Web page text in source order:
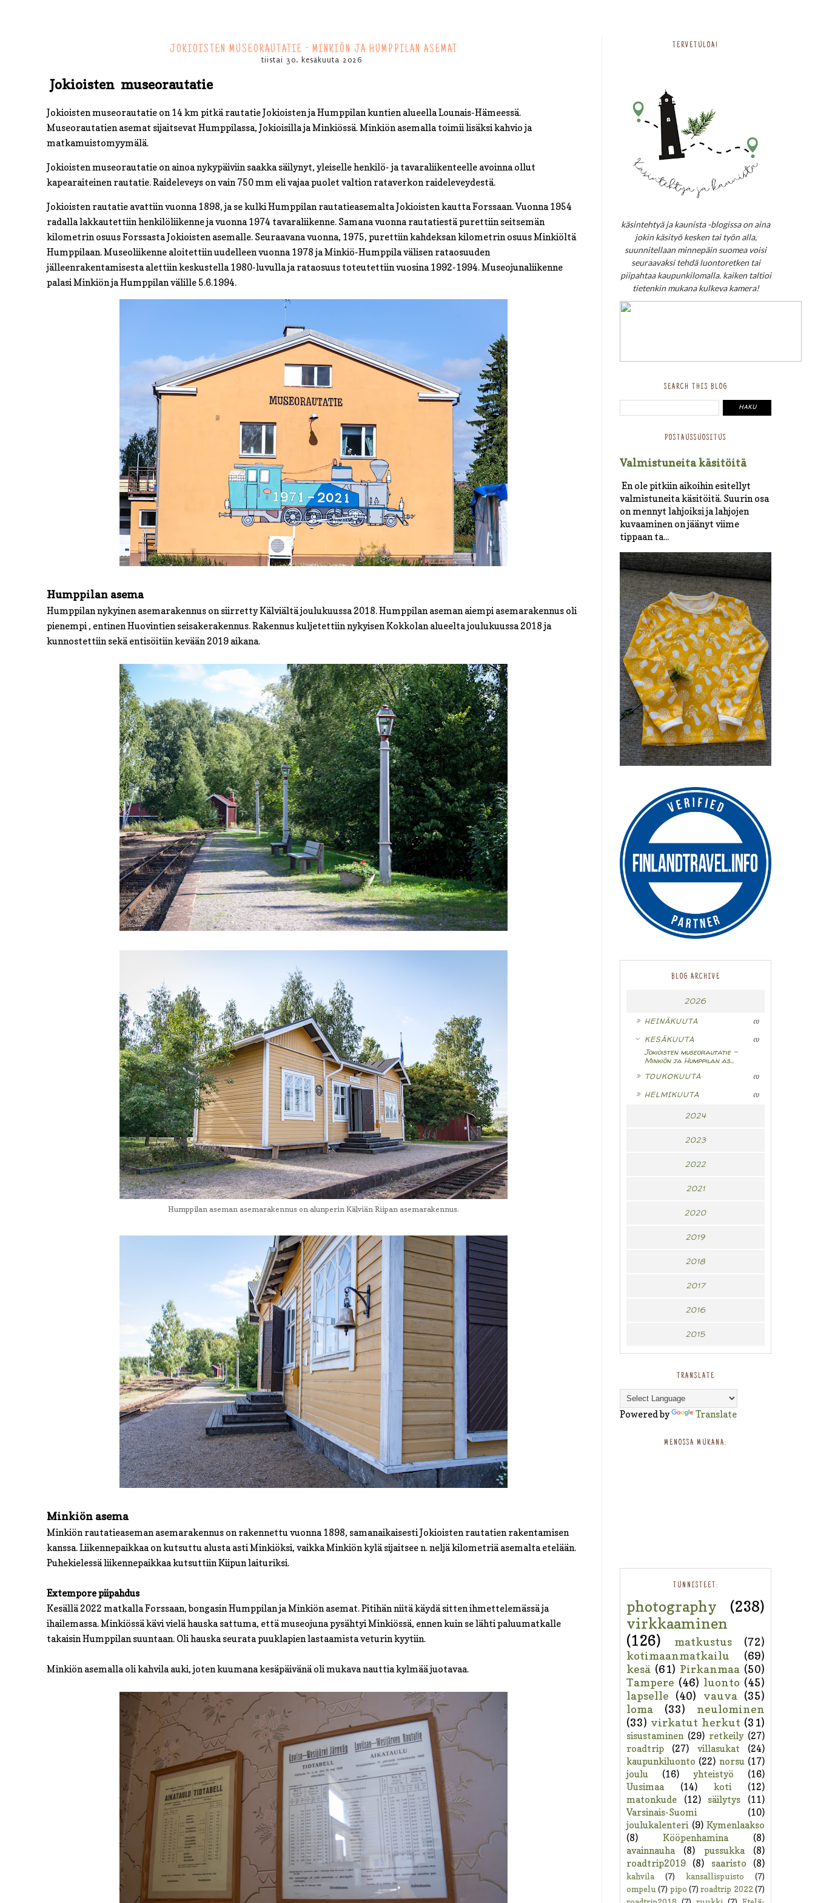
JOKIOISTEN MUSEORAUTATIE - MINKIÖN JA HUMPPILAN ASEMAT
tiistai 30. kesäkuuta 2026
Jokioisten museorautatie
Jokioisten museorautatie on 14 km pitkä rautatie Jokioisten ja Humppilan kuntien alueella Lounais-Hämeessä.
Museorautatien asemat sijaitsevat Humppilassa, Jokioisilla ja Minkiössä. Minkiön asemalla toimii lisäksi kahvio ja
matkamuistomyymälä.
Jokioisten museorautatie on ainoa nykypäiviin saakka säilynyt, yleiselle henkilö- ja tavaraliikenteelle avoinna ollut
kapearaiteinen rautatie. Raideleveys on vain 750 mm eli vajaa puolet valtion rataverkon raideleveydestä.
Jokioisten rautatie avattiin vuonna 1898, ja se kulki Humppilan rautatieasemalta Jokioisten kautta Forssaan. Vuonna 1954
radalla lakkautettiin henkilöliikenne ja vuonna 1974 tavaraliikenne. Samana vuonna rautatiestä purettiin seitsemän
kilometrin osuus Forssasta Jokioisten asemalle. Seuraavana vuonna, 1975, purettiin kahdeksan kilometrin osuus Minkiöltä
Humppilaan. Museoliikenne aloitettiin uudelleen vuonna 1978 ja Minkiö-Humppila välisen rataosuuden
jälleenrakentamisesta alettiin keskustella 1980-luvulla ja rataosuus toteutettiin vuosina 1992-1994. Museojunaliikenne
palasi Minkiön ja Humppilan välille 5.6.1994.
Humppilan asema
Humppilan nykyinen asemarakennus on siirretty Kälviältä joulukuussa 2018. Humppilan aseman aiempi asemarakennus oli
pienempi , entinen Huovintien seisakerakennus. Rakennus kuljetettiin nykyisen Kokkolan alueelta joulukuussa 2018 ja
kunnostettiin sekä entisöitiin kevään 2019 aikana.
Humppilan aseman asemarakennus on alunperin Kälviän Riipan asemarakennus.
Minkiön asema
Minkiön rautatieaseman asemarakennus on rakennettu vuonna 1898, samanaikaisesti Jokioisten rautatien rakentamisen
kanssa. Liikennepaikkaa on kutsuttu alusta asti Minkiöksi, vaikka Minkiön kylä sijaitsee n. neljä kilometriä asemalta etelään.
Puhekielessä liikennepaikkaa kutsuttiin Kiipun laituriksi.
Extempore piipahdus
Kesällä 2022 matkalla Forssaan, bongasin Humppilan ja Minkiön asemat. Pitihän niitä käydä sitten ihmettelemässä ja
ihailemassa. Minkiössä kävi vielä hauska sattuma, että museojuna pysähtyi Minkiössä, ennen kuin se lähti paluumatkalle
takaisin Humppilan suuntaan. Oli hauska seurata puuklapien lastaamista veturin kyytiin.
Minkiön asemalla oli kahvila auki, joten kuumana kesäpäivänä oli mukava nauttia kylmää juotavaa.
TERVETULOA!
käsintehtyä ja kaunista -blogissa on aina
jokin käsityö kesken tai työn alla,
suunnitellaan minnepäin suomea voisi
seuraavaksi tehdä luontoretken tai
piipahtaa kaupunkilomalla. kaiken taltioi
tietenkin mukana kulkeva kamera!
SEARCH THIS BLOG
POSTAUSSUOSITUS
Valmistuneita käsitöitä
En ole pitkiin aikoihin esitellyt
valmistuneita käsitöitä. Suurin osa
on mennyt lahjoiksi ja lahjojen
kuvaaminen on jäänyt viime
tippaan ta...
BLOG ARCHIVE
2026
HEINÄKUUTA (1)
KESÄKUUTA (1)
Jokioisten museorautatie -
Minkiön ja Humppilan as...
TOUKOKUUTA (1)
HELMIKUUTA (1)
2024
2023
2022
2021
2020
2019
2018
2017
2016
2015
TRANSLATE
Powered by Translate
MENOSSA MUKANA:
TUNNISTEET:
photography
(238)
virkkaaminen
(126)
matkustus
(72)
kotimaanmatkailu
(69)
kesä (61) Pirkanmaa (50)
Tampere (46) luonto (45)
lapselle
(40) vauva (35)
loma
(33)
neulominen
(33) virkatut herkut (31)
sisustaminen (29) retkeily (27)
roadtrip
(27) villasukat
(24)
kaupunkiluonto (22) norsu (17)
joulu
(16) yhteistyö
(16)
Uusimaa
(14) koti
(12)
matonkude
(12) säilytys
(11)
Varsinais-Suomi
(10)
joulukalenteri (9) Kymenlaakso
(8)
Kööpenhamina
(8)
avainnauha
(8) pussukka
(8)
roadtrip2019
(8) saaristo (8)
kahvila (7) kansallispuisto
(7)
ompelu (7) pipo (7) roadtrip 2022 (7)